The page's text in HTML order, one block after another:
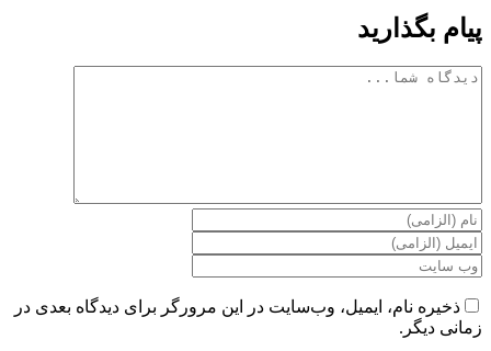
پیام بگذارید
دیدگاه
ذخیره نام، ایمیل، وب‌سایت در این مرورگر برای دیدگاه بعدی در
زمانی دیگر.